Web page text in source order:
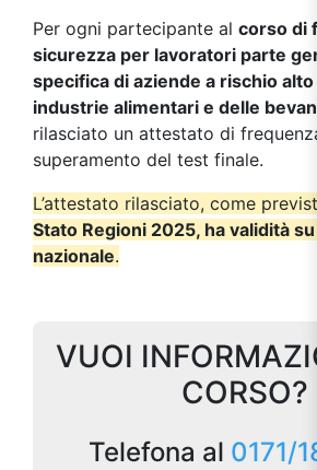
Per ogni partecipante al corso di
sicurezza per lavoratori parte
specifica di aziende a rischio alto
industrie alimentari e delle
rilasciato un attestato di
superamento del test finale.
L’attestato rilasciato, come
Stato Regioni 2025, ha validità
nazionale.
VUOI
CORSO?
Telefona al 0171/